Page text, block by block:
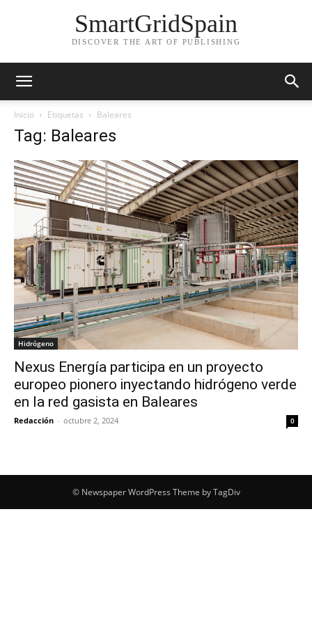
SmartGridSpain
DISCOVER THE ART OF PUBLISHING
Inicio Etiquetas Baleares
Tag: Baleares
Hidrógeno
Nexus Energía participa en un proyecto
europeo pionero inyectando hidrógeno verde
en la red gasista en Baleares
Redacción - octubre 2, 2024 0
© Newspaper WordPress Theme by TagDiv